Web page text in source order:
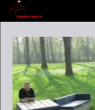
VERHUUR OVERZICHT
WIE EN WAAR ZIJN WIJ?
VERHUURVOORWAARDEN
CONTACT